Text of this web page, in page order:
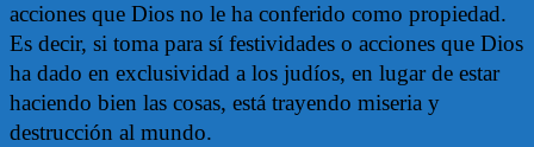
acciones que Dios no le ha conferido como propiedad.
Es decir, si toma para sí festividades o acciones que Dios
ha dado en exclusividad a los judíos, en lugar de estar
haciendo bien las cosas, está trayendo miseria y
destrucción al mundo.